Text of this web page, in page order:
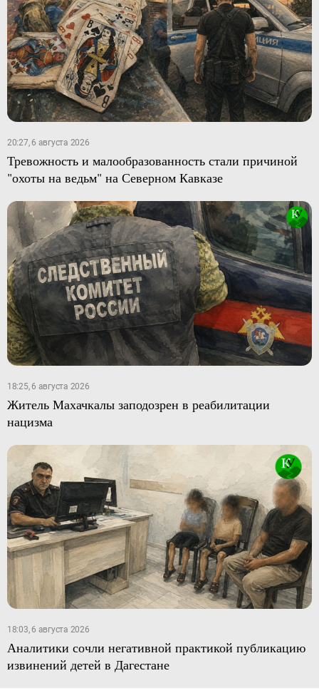
20:27, 6 августа 2026
Тревожность и малообразованность стали причиной
"охоты на ведьм" на Северном Кавказе
18:25, 6 августа 2026
Житель Махачкалы заподозрен в реабилитации
нацизма
18:03, 6 августа 2026
Аналитики сочли негативной практикой публикацию
извинений детей в Дагестане